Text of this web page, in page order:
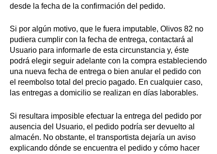
desde la fecha de la confirmación del pedido.
Si por algún motivo, que le fuera imputable, Olivos 82 no
pudiera cumplir con la fecha de entrega, contactará al
Usuario para informarle de esta circunstancia y, éste
podrá elegir seguir adelante con la compra estableciendo
una nueva fecha de entrega o bien anular el pedido con
el reembolso total del precio pagado. En cualquier caso,
las entregas a domicilio se realizan en días laborables.
Si resultara imposible efectuar la entrega del pedido por
ausencia del Usuario, el pedido podría ser devuelto al
almacén. No obstante, el transportista dejaría un aviso
explicando dónde se encuentra el pedido y cómo hacer